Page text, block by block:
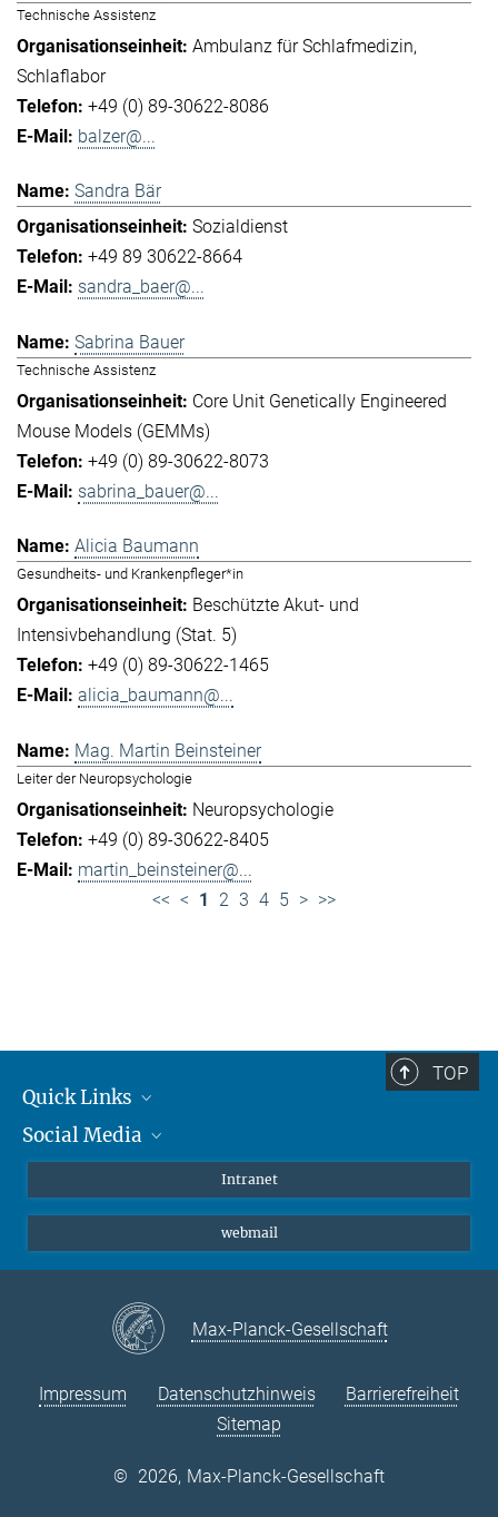
Technische Assistenz
Ambulanz für Schlafmedizin
Schlaflabor
+49 (0) 89-30622-8086
balzer@...
Sandra Bär
Sozialdienst
+49 89 30622-8664
sandra_baer@...
Sabrina Bauer
Technische Assistenz
Core Unit Genetically Engineered
Mouse Models (GEMMs)
+49 (0) 89-30622-8073
sabrina_bauer@...
Alicia Baumann
Gesundheits- und Krankenpfleger*in
Beschützte Akut- und
Intensivbehandlung (Stat. 5)
+49 (0) 89-30622-1465
alicia_baumann@...
Mag. Martin Beinsteiner
Leiter der Neuropsychologie
Neuropsychologie
+49 (0) 89-30622-8405
martin_beinsteiner@...
<< < 1 2 3 4 5 > >>
TOP
Quick Links
Student*innen/Wissenschaftler*innen
Social Media
Bluesky
YouTube
Intranet
webmail
Max-Planck-Gesellschaft
Impressum Datenschutzhinweis
Barrierefreiheit
Sitemap
© 2026, Max-Planck-Gesellschaft